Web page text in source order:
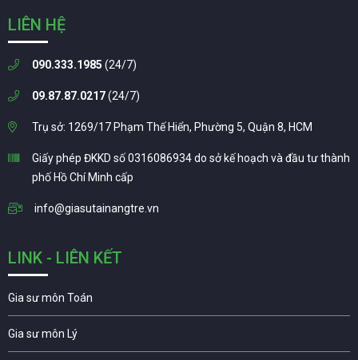
LIÊN HỆ
090.333.1985 (24/7)
09.87.87.0217(24/7)
Trụ sở: 1269/17 Phạm Thế Hiển, Phường 5, Quận 8, HCM
Giấy phép ĐKKD số 0316086934 do sở kế hoạch và đầu tư thành
phố Hồ Chí Minh cấp
info@giasutainangtre.vn
LINK - LIÊN KẾT
Gia sư môn Toán
Gia sư môn Lý